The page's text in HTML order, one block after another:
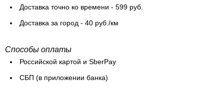
Доставка точно ко времени - 599 руб.
Доставка за город - 40 руб./км
Способы оплаты
Российской картой и SberPay
СБП (в приложении банка)